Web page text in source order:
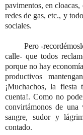
pavimentos, en
redes de gas, etc., y
sociales.
Pero -
calle- que todos
porque no hay
productivos
¡Muchachos, la
cuenta!. Como no
convirtámonos de
sangre, sudor y
contado.